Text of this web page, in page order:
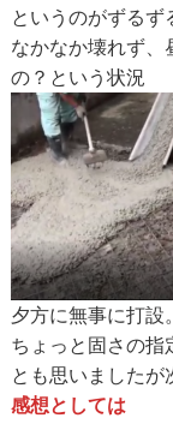
というのがずるず
なかなか壊れず、
の？という状況
夕方に無事に打設。
ちょっと固さの指
とも思いましたが
感想としては